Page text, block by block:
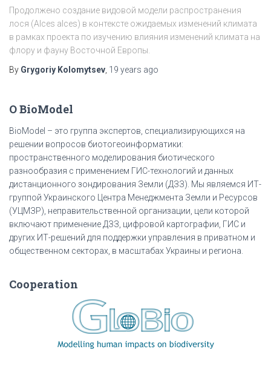
Продолжено создание видовой модели распространения
лося (Alces alces) в контексте ожидаемых изменений климата
в рамках проекта по изучению влияния изменений климата на
флору и фауну Восточной Европы.
By Grygoriy Kolomytsev 19 years ago
О BioModel
BioModel – это группа экспертов, специализирующихся на
решении вопросов биотогеоинформатики:
пространственного моделирования биотического
разнообразия с применением ГИС-технологий и данных
дистанционного зондирования Земли (ДЗЗ). Мы являемся ИТ-
группой Украинского Центра Менеджмента Земли и Ресурсов
(УЦМЗР), неправительственной организации, цели которой
включают применение ДЗЗ, цифровой картографии, ГИС и
других ИТ-решений для поддержки управления в приватном и
общественном секторах, в масштабах Украины и региона.
Cooperation